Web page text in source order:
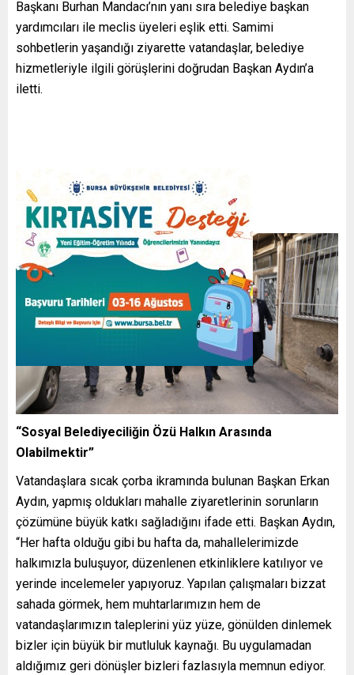
Başkanı Burhan Mandacı’nın yanı sıra belediye başkan
yardımcıları ile meclis üyeleri eşlik etti. Samimi
sohbetlerin yaşandığı ziyarette vatandaşlar, belediye
hizmetleriyle ilgili görüşlerini doğrudan Başkan Aydın’a
iletti.
“Sosyal Belediyeciliğin Özü Halkın Arasında
Olabilmektir”
Vatandaşlara sıcak çorba ikramında bulunan Başkan Erkan
Aydın, yapmış oldukları mahalle ziyaretlerinin sorunların
çözümüne büyük katkı sağladığını ifade etti. Başkan Aydın,
“Her hafta olduğu gibi bu hafta da, mahallelerimizde
halkımızla buluşuyor, düzenlenen etkinliklere katılıyor ve
yerinde incelemeler yapıyoruz. Yapılan çalışmaları bizzat
sahada görmek, hem muhtarlarımızın hem de
vatandaşlarımızın taleplerini yüz yüze, gönülden dinlemek
bizler için büyük bir mutluluk kaynağı. Bu uygulamadan
aldığımız geri dönüşler bizleri fazlasıyla memnun ediyor.